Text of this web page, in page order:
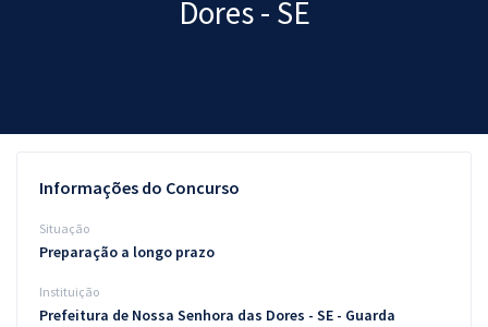
Questões grátis
Blog
Dores - SE
Informações do Concurso
Situação
Preparação a longo prazo
Instituição
Prefeitura de Nossa Senhora das Dores - SE - Guarda